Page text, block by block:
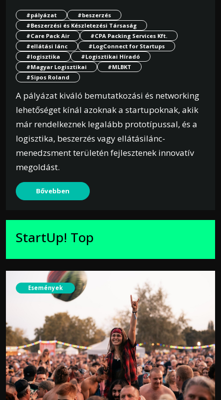
#pályázat
#beszerzés
#Beszerzési és Készletezési Társaság
#Care Pack Air
#CPA Packing Services Kft.
#ellátási lánc
#LogConnect for Startups
#logisztika
#Logisztikai Híradó
#Magyar Logisztikai
#MLBKT
#Sipos Roland
A pályázat kiváló bemutatkozási és networking
lehetőséget kínál azoknak a startupoknak, akik
már rendelkeznek legalább prototípussal, és a
logisztika, beszerzés vagy ellátásilánc-
menedzsment területén fejlesztenek innovatív
megoldást.
Bővebben
StartUp! Top
Események